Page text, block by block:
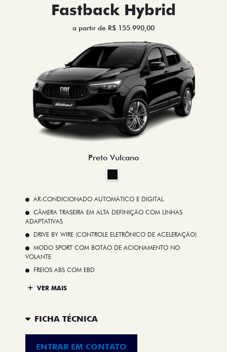
Fastback Hybrid
a partir de R$ 155.990,00
Preto Vulcano
AR-CONDICIONADO AUTOMÁTICO E DIGITAL
CÂMERA TRASEIRA EM ALTA DEFINIÇÃO COM LINHAS
ADAPTATIVAS
DRIVE BY WIRE (CONTROLE ELETRÔNICO DE ACELERAÇÃO)
MODO SPORT COM BOTÃO DE ACIONAMENTO NO
VOLANTE
FREIOS ABS COM EBD
VER MAIS
FICHA TÉCNICA
ENTRAR EM CONTATO